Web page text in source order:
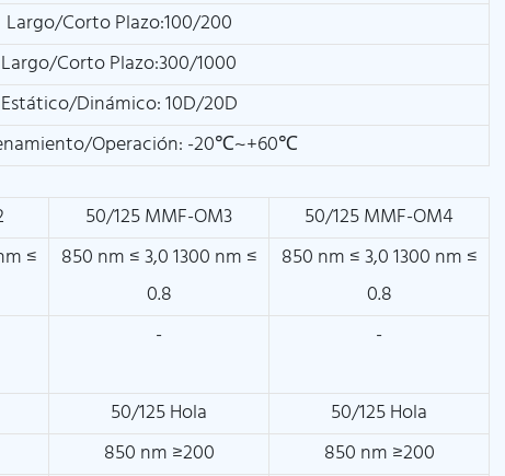
Largo/Corto Plazo:100/200
Largo/Corto Plazo:300/1000
Estático/Dinámico: 10D/20D
Operación: -20℃~+60℃
50/125 MMF-OM3
50/125 MMF-OM4
≤
850 nm ≤ 3,0 1300 nm ≤
0.8
850 nm ≤ 3,0 1300 nm ≤
0.8
- -
50/125 Hola
50/125 Hola
850 nm ≥200
850 nm ≥200